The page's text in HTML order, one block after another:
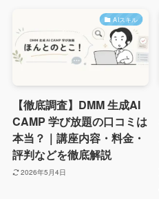
AIスキル
【徹底調査】DMM 生成AI
CAMP 学び放題の口コミは
本当？｜講座内容・料金・
評判などを徹底解説
2026年5月4日